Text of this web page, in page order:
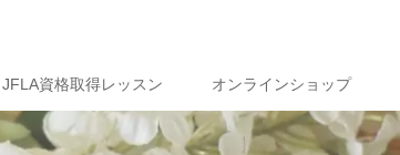
JFLA資格取得レッスン オンラインショップ